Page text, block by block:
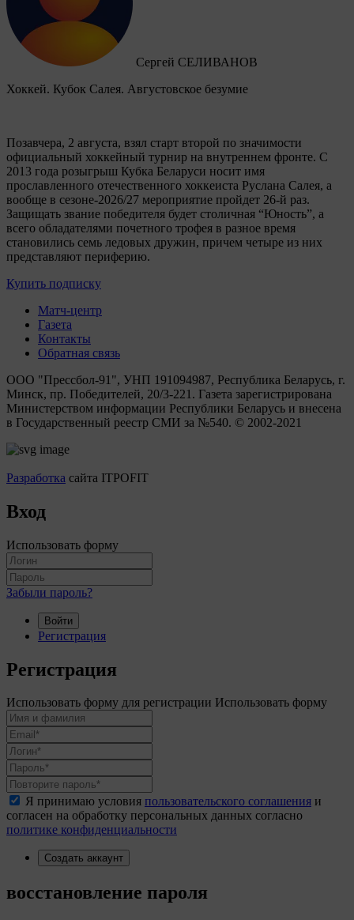
Сергей СЕЛИВАНОВ
Хоккей. Кубок Салея. Августовское безумие
Позавчера, 2 августа, взял старт второй по значимости
официальный хоккейный турнир на внутреннем фронте. C
2013 года розыгрыш Кубка Беларуси носит имя
прославленного отечественного хоккеиста Руслана Салея, а
вообще в сезоне-2026/27 мероприятие пройдет 26-й раз.
Защищать звание победителя будет столичная “Юность”, а
всего обладателями почетного трофея в разное время
становились семь ледовых дружин, причем четыре из них
представляют периферию.
Купить подписку
Матч-центр
Газета
Контакты
Обратная связь
ООО "Прессбол-91", УНП 191094987, Республика Беларусь, г.
Минск, пр. Победителей, 20/3-221. Газета зарегистрирована
Министерством информации Республики Беларусь и внесена
в Государственный реестр СМИ за №540. © 2002-2021
Разработка сайта ITPOFIT
Вход
Использовать форму
Забыли пароль?
Войти
Регистрация
Регистрация
Использовать форму для регистрации Использовать форму
Я принимаю условия пользовательского соглашения и
согласен на обработку персональных данных согласно
политике конфиденциальности
Создать аккаунт
восстановление пароля